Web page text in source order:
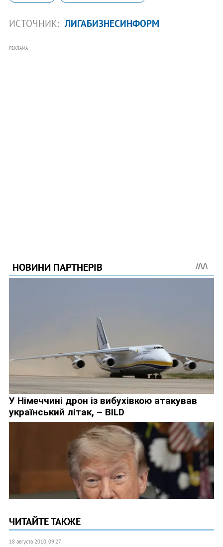
ИСТОЧНИК: ЛИГАБИЗНЕСИНФОРМ
РЕКЛАМА
ЧИТАЙТЕ ТАКЖЕ
18 августа 2010, 09:27